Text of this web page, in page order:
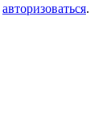
авторизоваться.